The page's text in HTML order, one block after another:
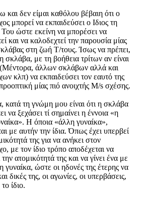
και δεν είμαι καθόλου βέβαιη ότι ο
μπορεί να εκπαιδεύσει ο Ιδιος τη
ώστε εκείνη να μπορέσει να
και να καλοδεχτεί την παρουσία μίας
στη ζωή Τ/τους. Ίσως να πρέπει,
σκλάβα, με τη βοήθεια τρίτων αν είναι
άλλων σκλάβων αλλά και
κλπ) να εκπαιδεύσει τον εαυτό της
μίας πιό ανοιχτής M/s σχέσης.
κατά τη γνώμη μου είναι ότι η σκλάβα
να ξεχάσει τί σημαίνει η έννοια «η
Η όποια «άλλη γυναίκα»,
με αυτήν την ίδια. Όπως έχει υπερβεί
της για να ανήκει στον
με τον ίδιο τρόπο αποδέχεται να
ατομικότητά της και να γίνει ένα με
γυναίκα, ώστε οι ηδονές της έτερης να
δικές της, οι αγωνίες, οι υπερβάσεις,
ίδιο.